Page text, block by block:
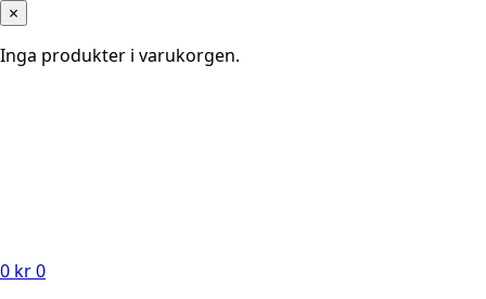
×
Inga produkter i varukorgen.
0 kr0